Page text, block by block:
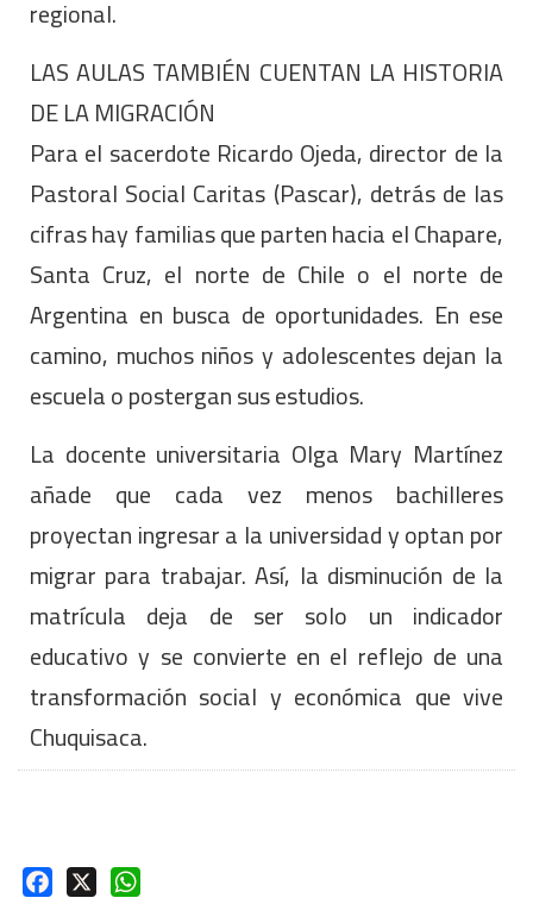
regional.
LAS AULAS TAMBIÉN CUENTAN LA HISTORIA
DE LA MIGRACIÓN
Para el sacerdote Ricardo Ojeda, director de la
Pastoral Social Caritas (Pascar), detrás de las
cifras hay familias que parten hacia el Chapare,
Santa Cruz, el norte de Chile o el norte de
Argentina en busca de oportunidades. En ese
camino, muchos niños y adolescentes dejan la
escuela o postergan sus estudios.
La docente universitaria Olga Mary Martínez
añade que cada vez menos bachilleres
proyectan ingresar a la universidad y optan por
migrar para trabajar. Así, la disminución de la
matrícula deja de ser solo un indicador
educativo y se convierte en el reflejo de una
transformación social y económica que vive
Chuquisaca.
Facebook